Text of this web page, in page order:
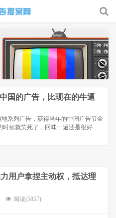
网 |
小报
告圈
事
国的广告，比现在的牛逼
系列广告，获得当年的中国广告节金
候就笑死了，回味一遍还是很好
用户拿捏主动权，抵达理
阅读(5857)